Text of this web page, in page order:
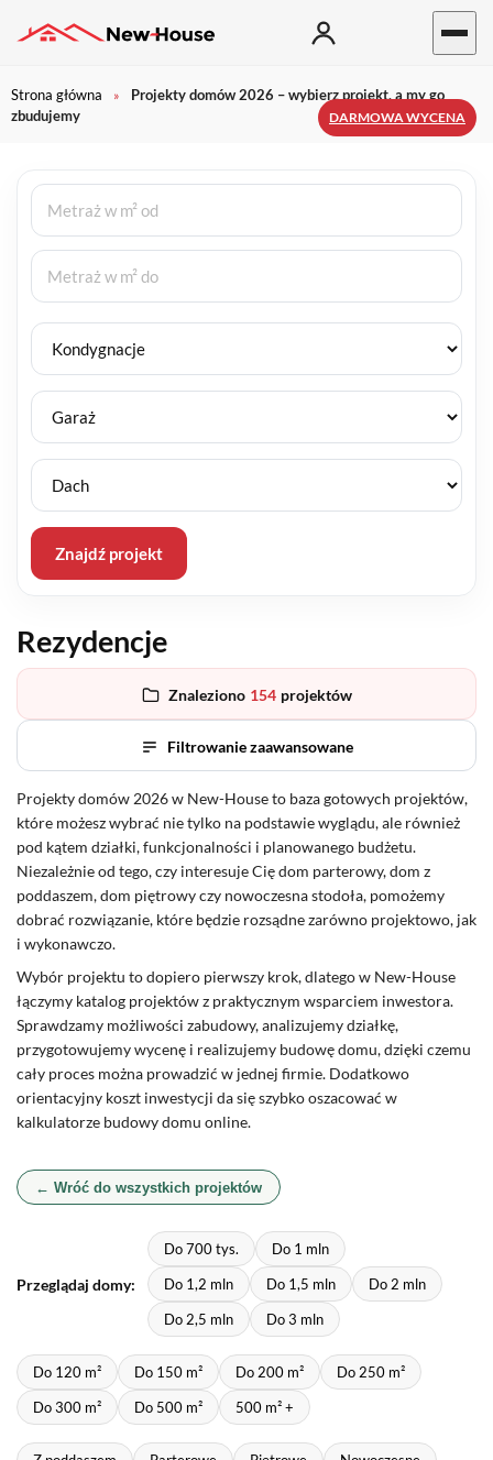
Strona główna »
Projekty domów 2026 – wybierz projekt, a my go
zbudujemy
Znajdź projekt
Rezydencje
Znaleziono 154 projektów
Filtrowanie zaawansowane
Projekty domów 2026 w New-House to baza gotowych projektów,
które możesz wybrać nie tylko na podstawie wyglądu, ale również
pod kątem działki, funkcjonalności i planowanego budżetu.
Niezależnie od tego, czy interesuje Cię dom parterowy, dom z
poddaszem, dom piętrowy czy nowoczesna stodoła, pomożemy
dobrać rozwiązanie, które będzie rozsądne zarówno projektowo, jak
i wykonawczo.
Wybór projektu to dopiero pierwszy krok, dlatego w New-House
łączymy katalog projektów z praktycznym wsparciem inwestora.
Sprawdzamy możliwości zabudowy, analizujemy działkę,
przygotowujemy wycenę i realizujemy budowę domu, dzięki czemu
cały proces można prowadzić w jednej firmie. Dodatkowo
orientacyjny koszt inwestycji da się szybko oszacować w
kalkulatorze budowy domu online.
← Wróć do wszystkich projektów
Przeglądaj domy:
Do 700 tys.
Do 1 mln
Do 1,2 mln
Do 1,5 mln
Do 2 mln
Do 2,5 mln
Do 3 mln
Do 120 m² Do 150 m² Do 200 m²
Do 250 m²
Do 300 m²
Do 500 m² 500 m² +
DARMOWA WYCENA